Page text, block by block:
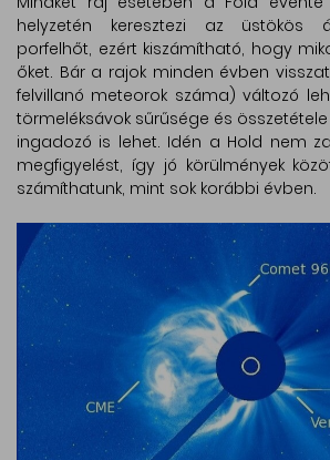
helyzetén keresztezi az üstökös
porfelhőt, ezért kiszámítható, hogy
őket. Bár a rajok minden évben
felvillanó meteorok száma) változó
törmeléksávok sűrűsége és
ingadozó is lehet. Idén a Hold nem
megfigyelést, így jó körülmények
számíthatunk, mint sok korábbi évben.